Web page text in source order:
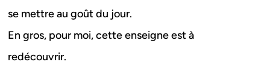
se mettre au goût du jour.
En gros, pour moi, cette enseigne est à
redécouvrir.